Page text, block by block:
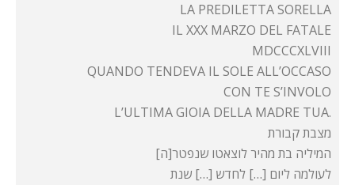
LA PREDILETTA SORELLA
IL XXX MARZO DEL FATALE
MDCCCXLVIII
QUANDO TENDEVA IL SOLE ALL’OCCASO
CON TE S’INVOLO
L’ULTIMA GIOIA DELLA MADRE TUA.
מצבת קבורת
המיליה בת מהיר לוצאטו שנפטר[ה]
לעולמה ליום […] לחדש […] שנת